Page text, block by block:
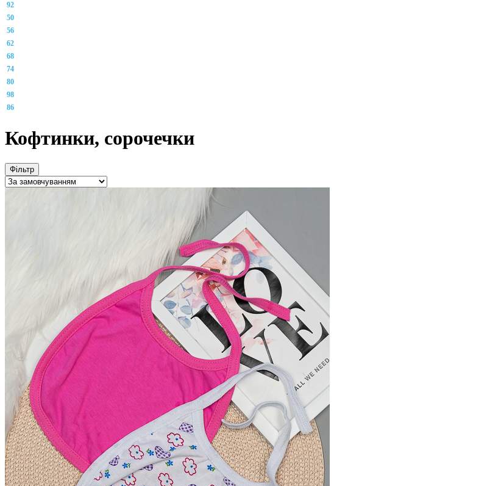
92
50
56
62
68
74
80
98
86
Кофтинки, сорочечки
Фільтр